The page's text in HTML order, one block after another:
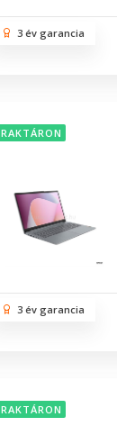
3 év garancia
RAKTÁRON
3 év garancia
RAKTÁRON